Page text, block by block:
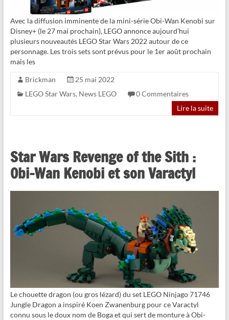
Avec la diffusion imminente de la mini-série Obi-Wan Kenobi sur
Disney+ (le 27 mai prochain), LEGO annonce aujourd’hui
plusieurs nouveautés LEGO Star Wars 2022 autour de ce
personnage. Les trois sets sont prévus pour le 1er août prochain
mais les
Brickman
25 mai 2022
LEGO Star Wars, News LEGO
0 Commentaires
Lire la suite
Star Wars Revenge of the Sith :
Obi-Wan Kenobi et son Varactyl
Le chouette dragon (ou gros lézard) du set LEGO Ninjago 71746
Jungle Dragon a inspiré Koen Zwanenburg pour ce Varactyl
connu sous le doux nom de Boga et qui sert de monture à Obi-